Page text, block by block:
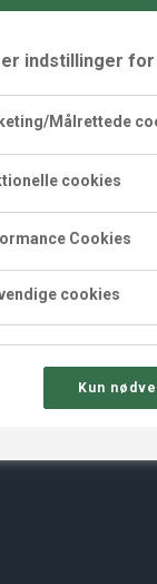
indstillinger
Målrettede
cookies
Cookies
cookies
Kun